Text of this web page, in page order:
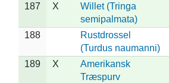
187 X
Willet (Tringa
semipalmata)
188
Rustdrossel
(Turdus naumanni)
189 X
Amerikansk
Træspurv